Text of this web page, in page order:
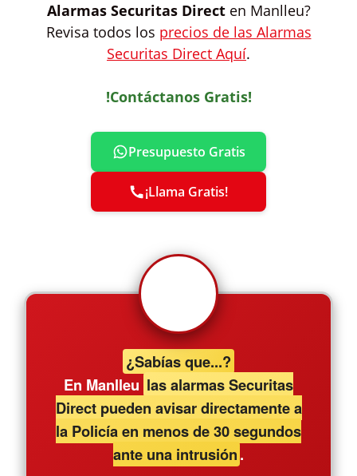
Alarmas Securitas Directen Manlleu?
Revisa todos los precios de las Alarmas
Securitas Direct Aquí.
!Contáctanos Gratis!
Presupuesto Gratis
¡Llama Gratis!
¿Sabías que...?
En Manlleu las alarmas Securitas
Direct pueden avisar directamente a
la Policía en menos de 30 segundos
ante una intrusión.